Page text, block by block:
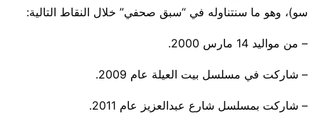
سو)، وهو ما سنتناوله في “سبق صحفي” خلال النقاط التالية:
– من مواليد 14 مارس 2000.
– شاركت في مسلسل بيت العيلة عام 2009.
– شاركت بمسلسل شارع عبدالعزيز عام 2011.